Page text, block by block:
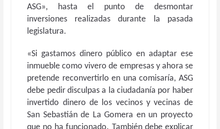
ASG», hasta el punto de desmontar
inversiones realizadas durante la pasada
legislatura.
«Si gastamos dinero público en adaptar ese
inmueble como vivero de empresas y ahora se
pretende reconvertirlo en una comisaría, ASG
debe pedir disculpas a la ciudadanía por haber
invertido dinero de los vecinos y vecinas de
San Sebastián de La Gomera en un proyecto